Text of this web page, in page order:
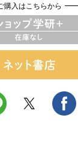
購入はこちらから